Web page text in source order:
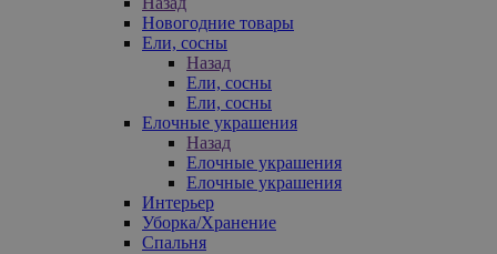
Новогодние товары
Ели, сосны
Назад
Ели, сосны
Ели, сосны
Елочные украшения
Назад
Елочные украшения
Елочные украшения
Интерьер
Уборка/Хранение
Спальня